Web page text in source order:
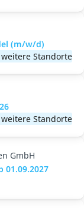
(m/w/d)
weitere Standorte
weitere Standorte
GmbH